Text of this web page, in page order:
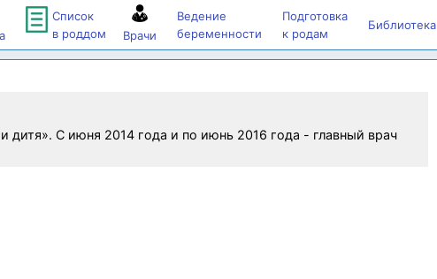
Список
в роддом
Врачи
Ведение
беременности
Подготовка
к родам
Библиотека
дитя». С июня 2014 года и по июнь 2016 года - главный врач